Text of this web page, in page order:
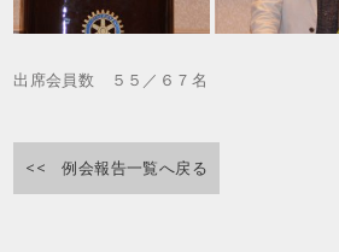
出席会員数 ５５／６７名
<< 例会報告一覧へ戻る